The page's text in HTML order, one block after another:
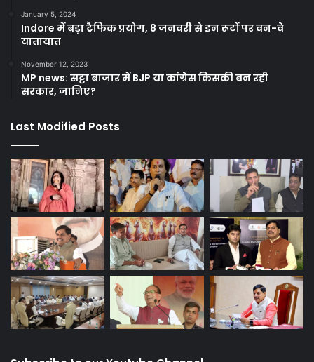
January 5, 2024
Indore में बड़ा ट्रैफिक प्रयोग, 8 जनवरी से इन रूटों पर वन-वे
यातायात
November 12, 2023
MP news: सट्टा बाजार में BJP या कांग्रेस किसकी बन रही
सरकार, जानिए?
Last Modified Posts